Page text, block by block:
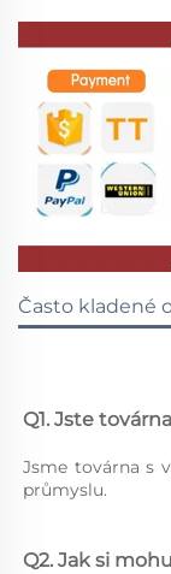
Často kladené
Q1. Jste
Jsme továrna s
průmyslu.
Q2. Jak si